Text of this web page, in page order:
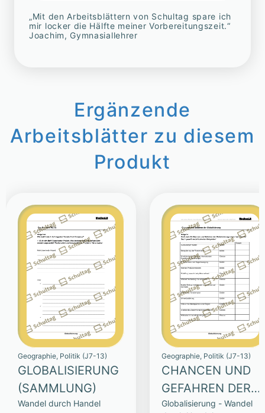
„Mit den Arbeitsblättern von Schultag spare ich
mir locker die Hälfte meiner Vorbereitungszeit.“
Joachim, Gymnasiallehrer
Ergänzende
Arbeitsblätter zu diesem
Produkt
Geographie, Politik (J7-13)
GLOBALISIERUNG
(SAMMLUNG)
Wandel durch Handel
Geographie, Politik (J7-13)
CHANCEN UND
GEFAHREN DER
GLOBALISIERUNG
Globalisierung - Wandel